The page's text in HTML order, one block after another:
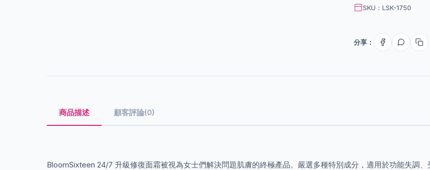
SKU：LSK-1750
分享：
商品描述 顧客評論(0)
BloomSixteen 24/7 升級修復面霜被視為女士們解決問題肌膚的終極產品。嚴選多種特別成分，適用於功能失調